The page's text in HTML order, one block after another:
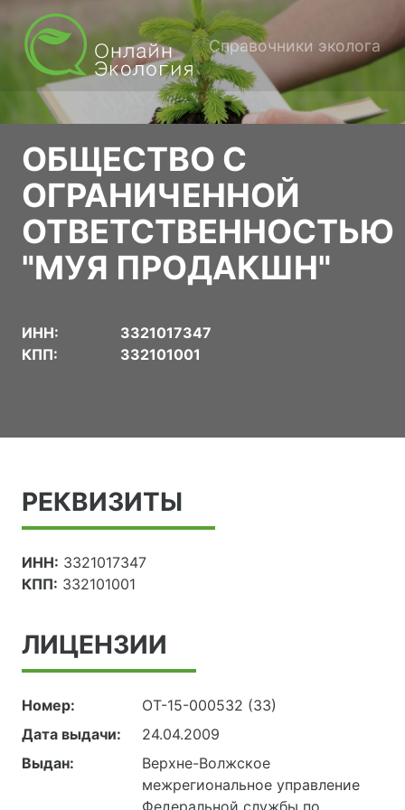
Справочники эколога
ОБЩЕСТВО С
ОГРАНИЧЕННОЙ
ОТВЕТСТВЕННОСТЬЮ
"МУЯ ПРОДАКШН"
ИНН:
3321017347
КПП:
332101001
РЕКВИЗИТЫ
ИНН: 3321017347
КПП: 332101001
ЛИЦЕНЗИИ
Номер:
ОТ-15-000532 (33)
Дата выдачи:
24.04.2009
Выдан:
Верхне-Волжское
межрегиональное управление